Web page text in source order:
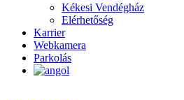
Kékesi Vendégház
Elérhetőség
Karrier
Webkamera
Parkolás